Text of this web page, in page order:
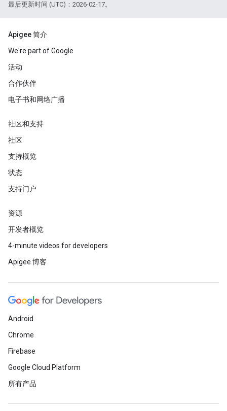
最后更新时间 (UTC)：2026-02-17。
Apigee 简介
We're part of Google
活动
合作伙伴
电子书和网络广播
社区和支持
社区
支持概览
状态
支持门户
资源
开发者概览
4-minute videos for developers
Apigee 博客
Android
Chrome
Firebase
Google Cloud Platform
所有产品